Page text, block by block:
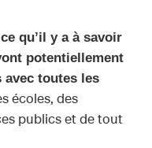
qu’il y a à savoir
potentiellement
avec toutes les
écoles, des
publics et de tout